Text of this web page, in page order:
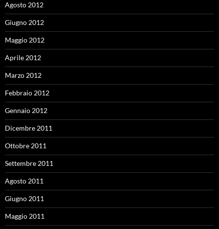
Agosto 2012
Giugno 2012
Maggio 2012
Aprile 2012
Marzo 2012
Febbraio 2012
Gennaio 2012
Dicembre 2011
Ottobre 2011
Settembre 2011
Agosto 2011
Giugno 2011
Maggio 2011